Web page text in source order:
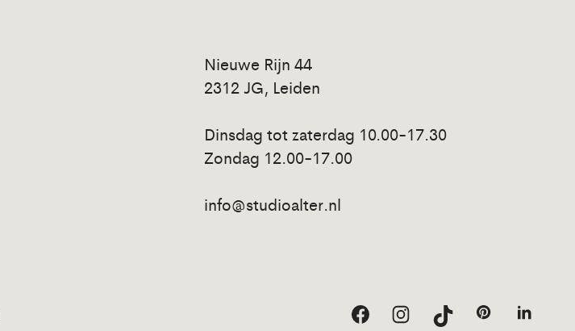
Nieuwe Rijn 44
2312 JG, Leiden
Dinsdag tot zaterdag 10.00-17.30
Zondag 12.00-17.00
info@studioalter.nl